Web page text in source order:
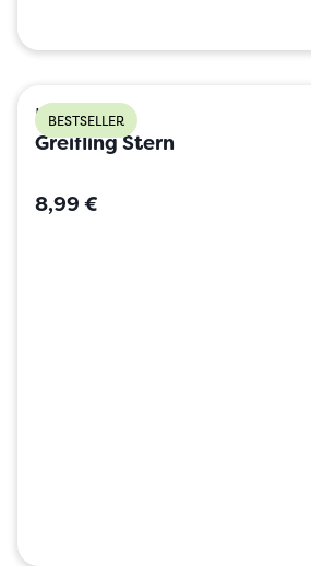
BESTSELLER
HABA
Greifling Stern
8,99 €